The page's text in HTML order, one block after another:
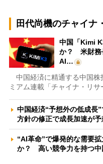
田代尚機のチャイナ
中国「Kimi
か？ 米財務
AI…
中国経済に精通する中国株
ミアム連載「チャイナ・リ
中国経済“予想外の低成
方針の修正で成長加速が
“AI革命”で爆発的な需要
か？ 高い競争力を持つ